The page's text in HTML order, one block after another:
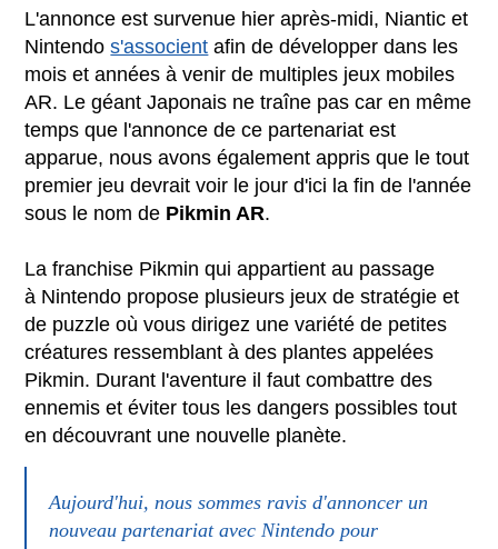
L'annonce est survenue hier après-midi, Niantic et
Nintendos'associent afin de développer dans les
mois et années à venir de multiples jeux mobiles
AR. Le géant Japonais ne traîne pas car en même
temps que l'annonce de ce partenariat est
apparue, nous avons également appris que le tout
premier jeu devrait voir le jour d'ici la fin de l'année
sous le nom de Pikmin AR.
La franchise Pikmin qui appartient au passage
à Nintendo propose plusieurs jeux de stratégie et
de puzzle où vous dirigez une variété de petites
créatures ressemblant à des plantes appelées
Pikmin. Durant l'aventure il faut combattre des
ennemis et éviter tous les dangers possibles tout
en découvrant une nouvelle planète.
Aujourd'hui, nous sommes ravis d'annoncer un
nouveau partenariat avec Nintendo pour